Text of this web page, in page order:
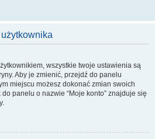
wszystkie twoje ustawienia są
Aby je zmienić, przejdź do panelu
miejscu możesz dokonać zmian swoich
panelu o nazwie “Moje konto” znajduje się